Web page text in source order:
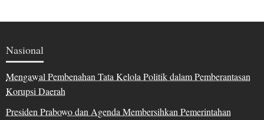
Nasional
Mengawal Pembenahan Tata Kelola Politik dalam Pemberantasan
Korupsi Daerah
Presiden Prabowo dan Agenda Membersihkan Pemerintahan